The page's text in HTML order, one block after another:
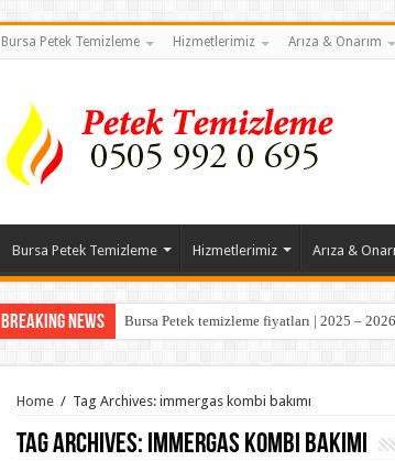
Bursa Petek Temizleme Hizmetlerimiz Arıza & Onarım
Bursa Petek Temizleme Hizmetlerimiz Arıza &
Breaking News Bursa Petek temizleme fiyatları | 2025 – 2026
Home / Tag Archives: immergas kombi bakımı
Tag Archives: immergas kombi bakımı